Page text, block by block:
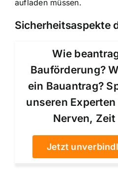
aufladen müssen.
Sicherheitsaspekte
Wie
Bauförderung?
ein Bauantrag?
unseren
Nerven, Zeit
Jetzt